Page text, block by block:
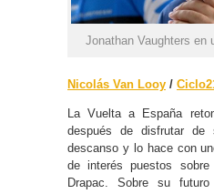
Jonathan Vaughters en
Nicolás Van Looy /
La Vuelta a España
después de disfrutar de
descanso y lo hace con
de interés puestos sobre
Drapac. Sobre su